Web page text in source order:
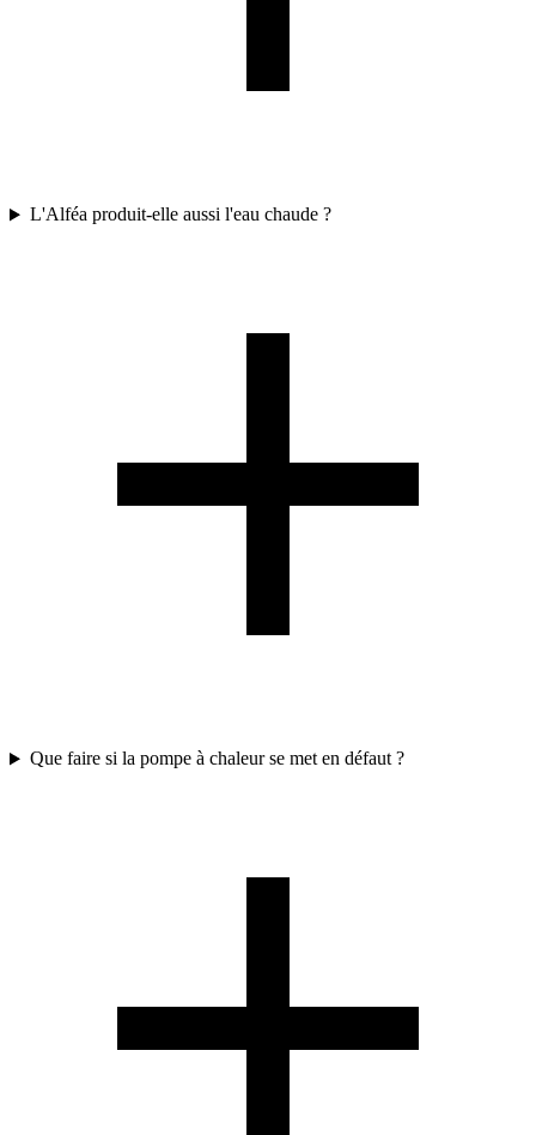
L'Alféa produit-elle aussi l'eau chaude ?
Que faire si la pompe à chaleur se met en défaut ?